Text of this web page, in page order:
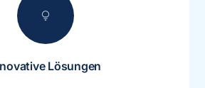
lightbulb
Lösungen